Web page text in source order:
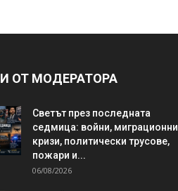
ОТ МОДЕРАТОРА
Светът през последната
седмица: войни, миграционни
кризи, политически трусове,
пожари и...
06/08/2026